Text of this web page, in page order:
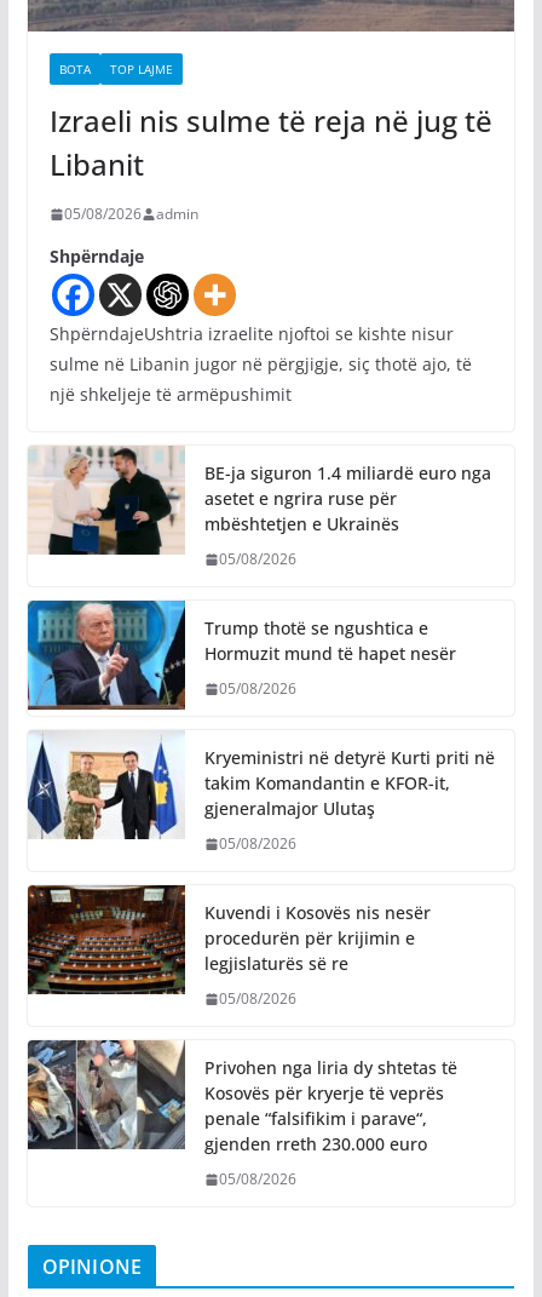
BOTA TOP LAJME
Izraeli nis sulme të reja në jug të
Libanit
05/08/2026 admin
Shpërndaje
ShpërndajeUshtria izraelite njoftoi se kishte nisur
sulme në Libanin jugor në përgjigje, siç thotë ajo, të
një shkeljeje të armëpushimit
BE-ja siguron 1.4 miliardë euro nga
asetet e ngrira ruse për
mbështetjen e Ukrainës
05/08/2026
Trump thotë se ngushtica e
Hormuzit mund të hapet nesër
05/08/2026
Kryeministri në detyrë Kurti priti në
takim Komandantin e KFOR-it,
gjeneralmajor Ulutaş
05/08/2026
Kuvendi i Kosovës nis nesër
procedurën për krijimin e
legjislaturës së re
05/08/2026
Privohen nga liria dy shtetas të
Kosovës për kryerje të veprës
penale “falsifikim i parave“,
gjenden rreth 230.000 euro
05/08/2026
OPINIONE